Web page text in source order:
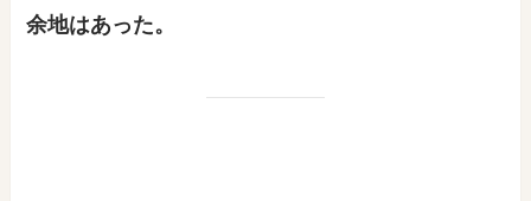
余地はあった。